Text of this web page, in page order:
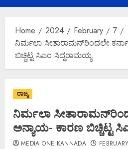
Home 2024 February
7
ನಿರ್ಮಲಾ ಸೀತಾರಾಮನ್‌ರಿಂದಲೇ
ಬಿಚ್ಚಿಟ್ಟ ಸಿಎಂ ಸಿದ್ದರಾಮಯ್ಯ
ರಾಜ್ಯ
ನಿರ್ಮಲಾ
ಅನ್ಯಾಯ- ಕಾರಣ ಬಿಚ್ಚಿಟ್ಟ
MEDIA ONE KANNADA